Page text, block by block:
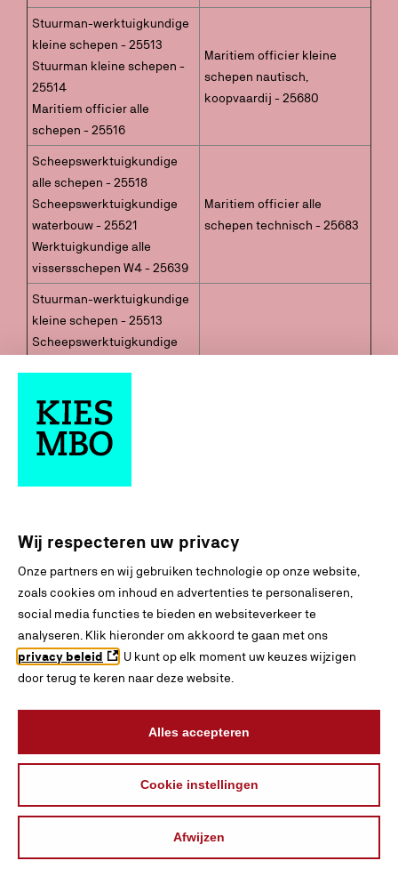
INTERESSES BLADEREN ZOEKEN VERGELIJKEN ONTDEKKEN
Stuurman-werktuigkundige
kleine schepen - 25513
Stuurman kleine schepen -
25514
Maritiem officier alle
schepen - 25516
Maritiem officier kleine
schepen nautisch,
koopvaardij - 25680
Scheepswerktuigkundige
alle schepen - 25518
Scheepswerktuigkundige
waterbouw - 25521
Werktuigkundige alle
vissersschepen W4 - 25639
Maritiem officier alle
schepen technisch - 25683
Stuurman-werktuigkundige
kleine schepen - 25513
Scheepswerktuigkundige
schepen - 25516
Stuurman-
scheepswerktuigkundige
25243
Monteur mobiele werktuigen
- 25246
Motorfietstechnicus - 25234
Scootertechnicus - 25235
Basis technicus voertuigen
en mobiele werktuigen -
25668
Allround monteur mobiele
werktuigen - 25241
bedrijfsautotechnicus -
Eerste motorfietstechnicus
voertuigen en mobiele
werktuigen - 25669
Wij respecteren uw privacy
Onze partners en wij gebruiken technologie op onze website,
zoals cookies om inhoud en advertenties te personaliseren,
social media functies te bieden en websiteverkeer te
analyseren. Klik hieronder om akkoord te gaan met ons
privacy beleid
. U kunt op elk moment uw keuzes wijzigen
door terug te keren naar deze website.
Alles accepteren
Cookie instellingen
Afwijzen